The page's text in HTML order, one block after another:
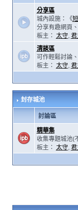
分享區
城內設施：《
分享有趣網頁
板主： 太守, 君
清談區
可作輕鬆討論
板主： 太守, 君
封存城池
討論區
精華集
收集專題城池(
板主： 太守, 君